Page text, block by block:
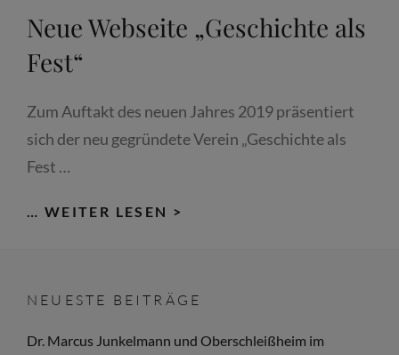
Neue Webseite „Geschichte als
Fest“
Zum Auftakt des neuen Jahres 2019 präsentiert
sich der neu gegründete Verein „Geschichte als
Fest …
… WEITER LESEN >
FEST“
NEUESTE BEITRÄGE
Dr. Marcus Junkelmann und Oberschleißheim im